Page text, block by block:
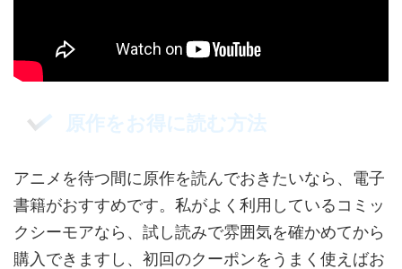
原作をお得に読む方法
アニメを待つ間に原作を読んでおきたいなら、電子
書籍がおすすめです。私がよく利用しているコミッ
クシーモアなら、試し読みで雰囲気を確かめてから
購入できますし、初回のクーポンをうまく使えばお